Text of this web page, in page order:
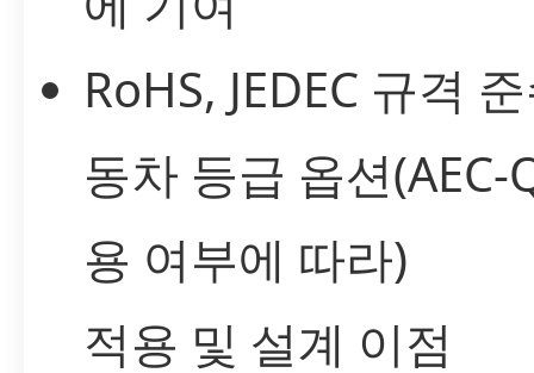
RoHS, JEDEC 규격
동차 등급 옵션(AEC-
용 여부에 따라)
적용 및 설계 이점